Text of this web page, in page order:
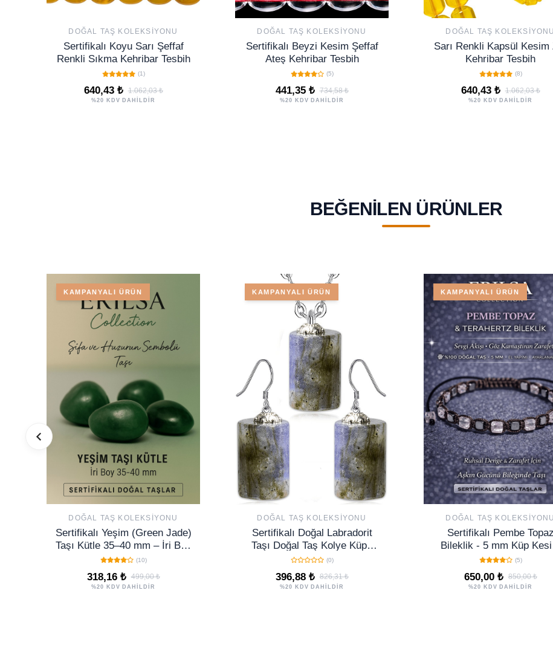
DOĞAL TAŞ KOLEKSIYONU
Sertifikalı Koyu Sarı Şeffaf
Renkli Sıkma Kehribar Tesbih
(1)
640,43 ₺ 1.062,03 ₺
%20 KDV DAHİLDİR
DOĞAL TAŞ KOLEKSIYONU
Sertifikalı Beyzi Kesim Şeffaf
Ateş Kehribar Tesbih
(5)
441,35 ₺ 734,58 ₺
%20 KDV DAHİLDİR
DOĞAL TAŞ KOLEKSIYONU
Sarı Renkli Kapsül Kesim
Kehribar Tesbih
(8)
640,43 ₺ 1.062,03 ₺
%20 KDV DAHİLDİR
BEĞENILEN ÜRÜNLER
KAMPANYALI ÜRÜN
DOĞAL TAŞ KOLEKSIYONU
Sertifikalı Yeşim (Green Jade)
Taşı Kütle 35–40 mm – İri Boy
Şifa ve Huzur Taşı
(10)
318,16 ₺ 499,00 ₺
%20 KDV DAHİLDİR
KAMPANYALI ÜRÜN
DOĞAL TAŞ KOLEKSIYONU
Sertifikalı Doğal Labradorit
Taşı Doğal Taş Kolye Küpe
Seti
(0)
396,88 ₺ 826,31 ₺
%20 KDV DAHİLDİR
KAMPANYALI ÜRÜN
DOĞAL TAŞ KOLEKSIYONU
Sertifikalı Pembe Topaz
Bileklik - 5 mm Küp
Terahertz Doğal Taş
Ayarlanabilir
(5)
650,00 ₺ 850,00 ₺
%20 KDV DAHİLDİR